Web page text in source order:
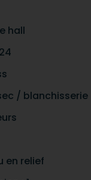
hall
/ blanchisserie
en relief